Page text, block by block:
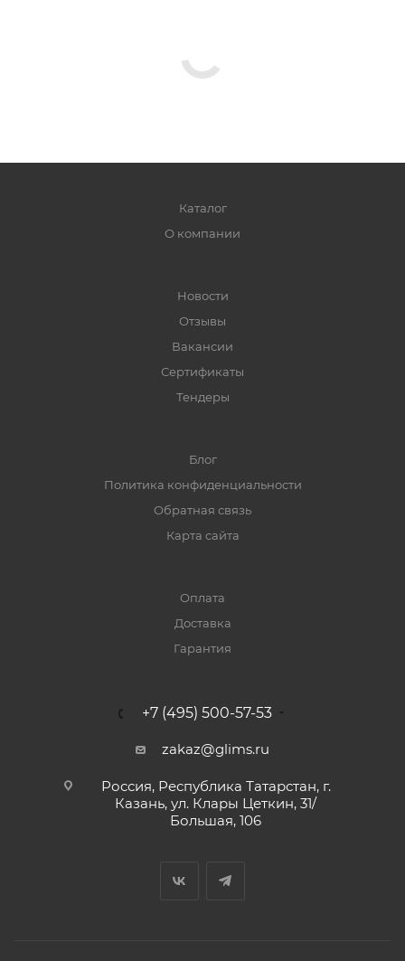
Каталог
О компании
Новости
Отзывы
Вакансии
Сертификаты
Тендеры
Блог
Политика конфиденциальности
Обратная связь
Карта сайта
Оплата
Доставка
Гарантия
+7 (495) 500-57-53
zakaz@glims.ru
Россия, Республика Татарстан, г.
Казань, ул. Клары Цеткин, 31/
Большая, 106